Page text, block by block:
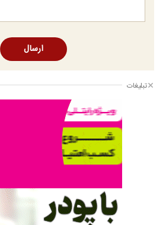
ارسال
تبلیغات